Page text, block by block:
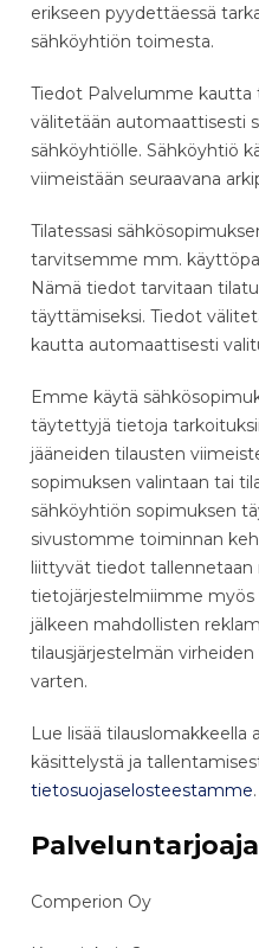
erikseen pyydettäessä
sähköyhtiön toimesta.
Tiedot Palvelumme kautta
välitetään automaattisesti
sähköyhtiölle. Sähköyhtiö
viimeistään seuraavana
Tilatessasi
tarvitsemme mm.
Nämä tiedot tarvitaan
täyttämiseksi. Tiedot
kautta automaattisesti
Emme käytä
täytettyjä tietoja
jääneiden tilausten
sopimuksen valintaan tai
sähköyhtiön sopimuksen
sivustomme toiminnan
liittyvät tiedot tallennetaan
tietojärjestelmiimme
jälkeen mahdollisten
tilausjärjestelmän
varten.
Lue lisää
käsittelystä ja
tietosuojaselosteestamme.
Palveluntarjoaja
Comperion Oy